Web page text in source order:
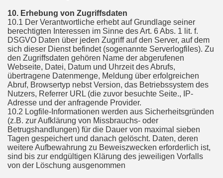
10. Erhebung von Zugriffsdaten
10.1 Der Verantwortliche erhebt auf Grundlage seiner
berechtigten Interessen im Sinne des Art. 6 Abs. 1 lit. f.
DSGVO Daten über jeden Zugriff auf den Server, auf dem
sich dieser Dienst befindet (sogenannte Serverlogfiles). Zu
den Zugriffsdaten gehören Name der abgerufenen
Webseite, Datei, Datum und Uhrzeit des Abrufs,
übertragene Datenmenge, Meldung über erfolgreichen
Abruf, Browsertyp nebst Version, das Betriebssystem des
Nutzers, Referrer URL (die zuvor besuchte Seite., IP-
Adresse und der anfragende Provider.
10.2 Logfile-Informationen werden aus Sicherheitsgründen
(z.B. zur Aufklärung von Missbrauchs- oder
Betrugshandlungen) für die Dauer von maximal sieben
Tagen gespeichert und danach gelöscht. Daten, deren
weitere Aufbewahrung zu Beweiszwecken erforderlich ist,
sind bis zur endgültigen Klärung des jeweiligen Vorfalls
von der Löschung ausgenommen